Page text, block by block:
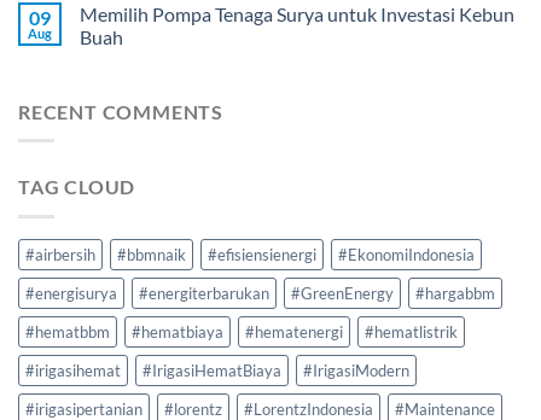
09
Aug
Memilih Pompa Tenaga Surya untuk Investasi Kebun
Buah
RECENT COMMENTS
TAG CLOUD
#airbersih #bbmnaik #efisiensienergi
#EkonomiIndonesia
#energisurya
#energiterbarukan #GreenEnergy
#hargabbm
#hematbbm
#hematbiaya #hematenergi
#hematlistrik
#irigasihemat
#IrigasiHematBiaya
#IrigasiModern
#irigasipertanian
#lorentz #LorentzIndonesia
#Maintenance